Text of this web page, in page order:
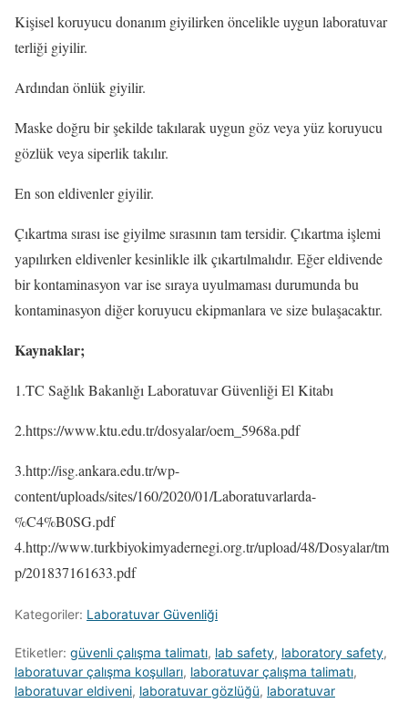
Kişisel koruyucu donanım giyilirken öncelikle uygun laboratuvar
terliği giyilir.
Ardından önlük giyilir.
Maske doğru bir şekilde takılarak uygun göz veya yüz koruyucu
gözlük veya siperlik takılır.
En son eldivenler giyilir.
Çıkartma sırası ise giyilme sırasının tam tersidir. Çıkartma işlemi
yapılırken eldivenler kesinlikle ilk çıkartılmalıdır. Eğer eldivende
bir kontaminasyon var ise sıraya uyulmaması durumunda bu
kontaminasyon diğer koruyucu ekipmanlara ve size bulaşacaktır.
Kaynaklar;
1.TC Sağlık Bakanlığı Laboratuvar Güvenliği El Kitabı
2.https://www.ktu.edu.tr/dosyalar/oem_5968a.pdf
3.http://isg.ankara.edu.tr/wp-
content/uploads/sites/160/2020/01/Laboratuvarlarda-
%C4%B0SG.pdf
4.http://www.turkbiyokimyadernegi.org.tr/upload/48/Dosyalar/tm
p/201837161633.pdf
Kategoriler: Laboratuvar Güvenliği
Etiketler: güvenli çalışma talimatı, lab safety, laboratory safety,
laboratuvar çalışma koşulları, laboratuvar çalışma talimatı,
laboratuvar eldiveni, laboratuvar gözlüğü, laboratuvar